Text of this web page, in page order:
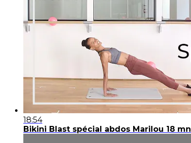
18:54
Bikini Blast spécial abdos Marilou 18 mn